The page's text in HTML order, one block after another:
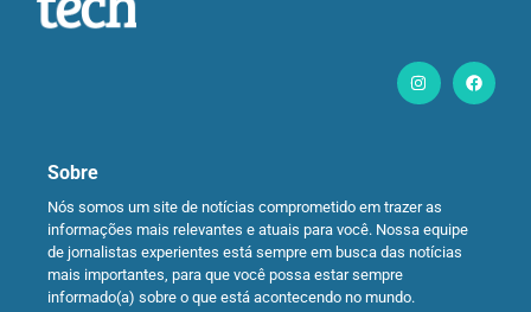
Sobre
Nós somos um site de notícias comprometido em trazer as
informações mais relevantes e atuais para você. Nossa equipe
de jornalistas experientes está sempre em busca das notícias
mais importantes, para que você possa estar sempre
informado(a) sobre o que está acontecendo no mundo.